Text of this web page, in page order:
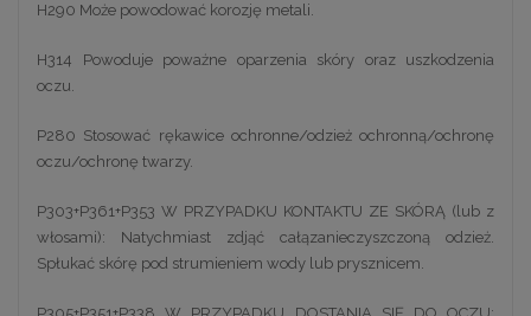
H290 Może powodować korozję metali.
H314 Powoduje poważne oparzenia skóry oraz uszkodzenia
oczu.
P280 Stosować rękawice ochronne/odzież ochronną/ochronę
oczu/ochronę twarzy.
P303+P361+P353 W PRZYPADKU KONTAKTU ZE SKÓRĄ (lub z
włosami): Natychmiast zdjąć całązanieczyszczoną odzież.
Spłukać skórę pod strumieniem wody lub prysznicem.